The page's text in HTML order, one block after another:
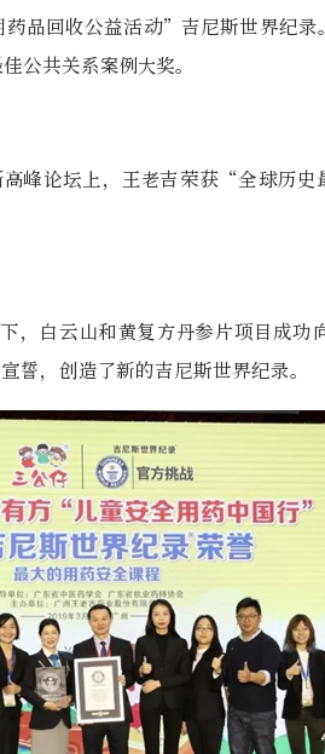
品回收公益活动”吉尼斯世界纪录
公共关系案例大奖。
峰论坛上，王老吉荣获“全球历
，白云山和黄复方丹参片项目成
誓，创造了新的吉尼斯世界纪录。